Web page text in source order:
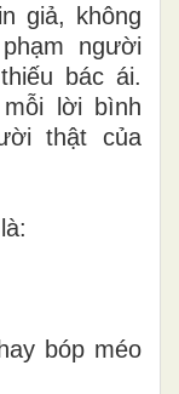
giả, không
người
bác ái.
lời bình
thật của
bóp méo